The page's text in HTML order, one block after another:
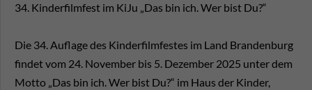
34. Kinderfilmfest im KiJu „Das bin ich. Wer bist Du?“
Die 34. Auflage des Kinderfilmfestes im Land Brandenburg
findet vom 24. November bis 5. Dezember 2025 unter dem
Motto „Das bin ich. Wer bist Du?“ im Haus der Kinder,